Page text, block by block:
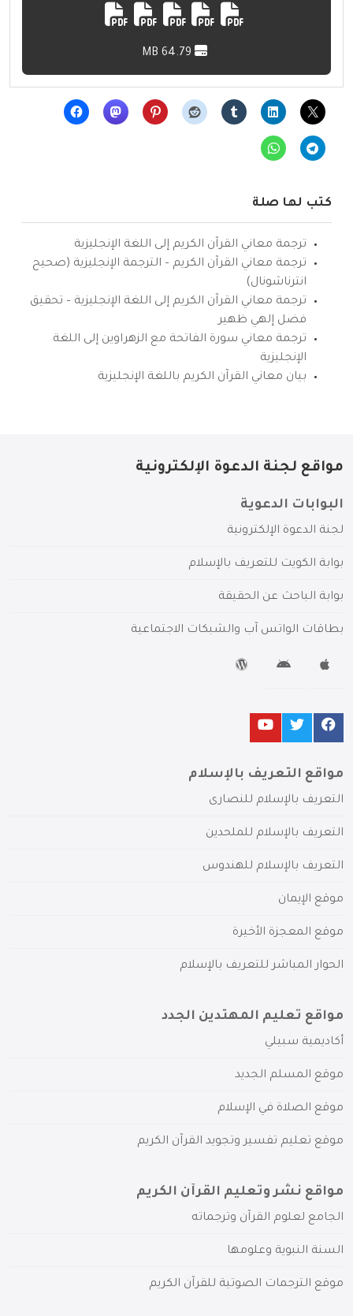
كتب لها صلة
ترجمة معاني القرآن الكريم إلى اللغة الإنجليزية
ترجمة معاني القرآن الكريم – الترجمة الإنجليزية (صحيح
انترناشونال)
ترجمة معاني القرآن الكريم إلى اللغة الإنجليزية – تحقيق
فضل إلهي ظهير
ترجمة معاني سورة الفاتحة مع الزهراوين إلى اللغة
الإنجليزية
بيان معاني القرآن الكريم باللغة الإنجليزية
مواقع لجنة الدعوة الإلكترونية
البوابات الدعوية
لجنة الدعوة الإلكترونية
بوابة الكويت للتعريف بالإسلام
بوابة الباحث عن الحقيقة
بطاقات الواتس آب والشبكات الاجتماعية
مواقع التعريف بالإسلام
التعريف بالإسلام للنصارى
التعريف بالإسلام للملحدين
التعريف بالإسلام للهندوس
موقع الإيمان
موقع المعجزة الأخيرة
الحوار المباشر للتعريف بالإسلام
مواقع تعليم المهتدين الجدد
أكاديمية سبيلي
موقع المسلم الجديد
موقع الصلاة في الإسلام
موقع تعليم تفسير وتجويد القرآن الكريم
مواقع نشر وتعليم القرآن الكريم
الجامع لعلوم القرآن وترجماته
السنة النبوية وعلومها
موقع الترجمات الصوتية للقرآن الكريم